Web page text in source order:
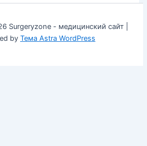
Surgeryzone - медицинский сайт |
by Тема Astra WordPress